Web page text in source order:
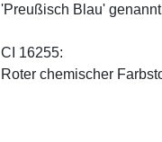
'Preußisch Blau'
CI 16255:
Roter chemischer